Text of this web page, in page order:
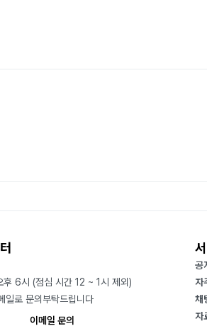
6시 (점심 시간 12 ~ 1시 제외)
일로 문의부탁드립니다
이메일 문의
공
자
채
자